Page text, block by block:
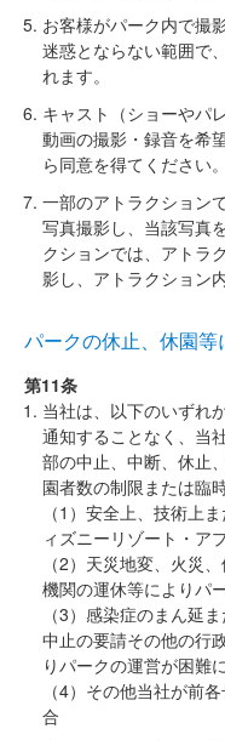
お客様がパーク内で撮
迷惑とならない範囲で
れます。
キャスト（ショーやパ
動画の撮影・録音を希
ら同意を得てください。
一部のアトラクション
写真撮影し、当該写真
クションでは、アトラ
影し、アトラクション
パークの休止、休園等
第11条
当社は、以下のいずれ
通知することなく、当
部の中止、中断、休止
園者数の制限または臨
（1）安全上、技術上
ィズニーリゾート・ア
（2）天災地変、火災
機関の運休等によりパ
（3）感染症のまん延
中止の要請その他の行
りパークの運営が困難
（4）その他当社が前
合